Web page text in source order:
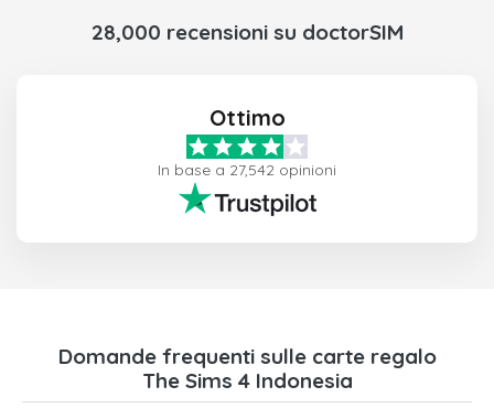
28,000 recensioni su doctorSIM
Ottimo
In base a 27,542 opinioni
Domande frequenti sulle carte regalo
The Sims 4 Indonesia